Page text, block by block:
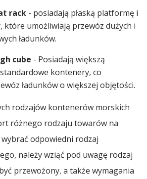
rack - posiadają płaską platformę i
które umożliwiają przewóz dużych i
ładunków.
cube - Posiadają większą
kontenery, co
ładunków o większej objętości.
rodzajów kontenerów morskich
różnego rodzaju towarów na
wybrać odpowiedni rodzaj
należy wziąć pod uwagę rodzaj
przewożony, a także wymagania